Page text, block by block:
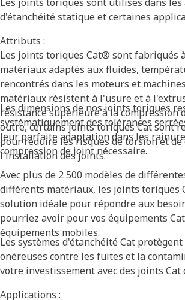
d'étanchéité statique et certaines
Attributs :
Les joints toriques Cat® sont fabriqués
matériaux adaptés aux fluides,
rencontrés dans les moteurs et
matériaux résistent à l'usure et à
résistance supérieure à la compression
outre, certains joints toriques Cat sont
pour réduire les risques de torsion et
l'installation des joints.
Les dimensions de nos joints toriques
systématiquement des tolérances
leur parfaite adaptation dans les
compression de joint nécessaire.
Avec plus de 2 500 modèles de
différents matériaux, les joints toriques
solution idéale pour répondre aux
pourriez avoir pour vos équipements
équipements mobiles.
Les systèmes d'étanchéité Cat
onéreuses contre les fuites et la
votre investissement avec des joints Cat
Applications :